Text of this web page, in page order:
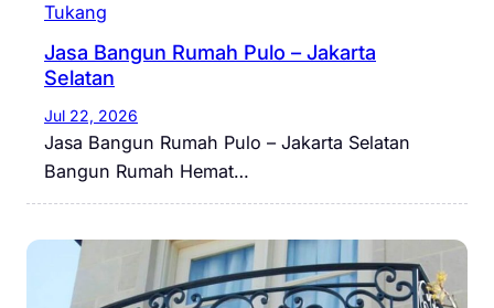
Tukang
Jasa Bangun Rumah Pulo – Jakarta
Selatan
Jul 22, 2026
Jasa Bangun Rumah Pulo – Jakarta Selatan
Bangun Rumah Hemat…